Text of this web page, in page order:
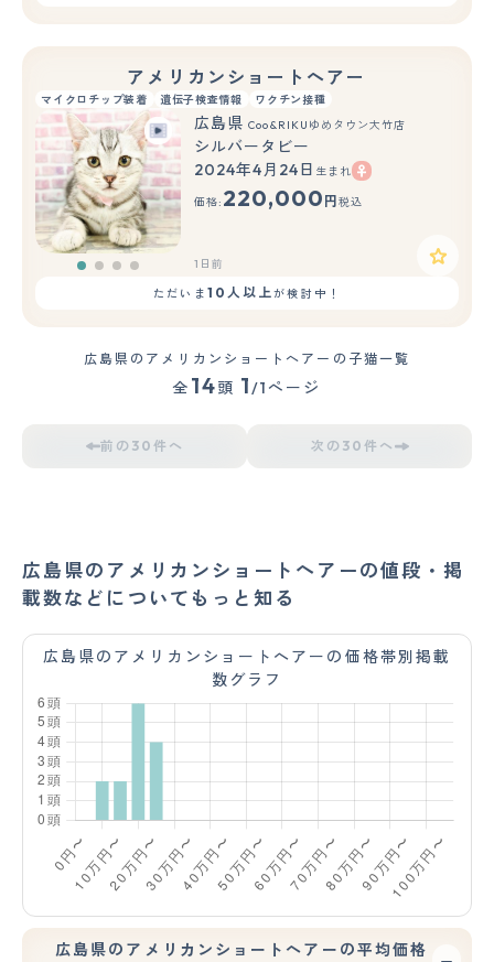
アメリカンショートヘアー
マイクロチップ装着 遺伝子検査情報 ワクチン接種
広島県 Coo&RIKUゆめタウン大竹店
シルバータビー
2024年4月24日 生まれ
価格: 220,000 円 税込
1日前
ただいま 10人以上が検討中！
広島県のアメリカンショートヘアーの子猫一覧
全 14頭 1/1ページ
前の30件へ 次の30件へ
広島県のアメリカンショートヘアーの値段・掲
載数などについてもっと知る
広島県のアメリカンショートヘアーの価格帯別掲載
数グラフ
広島県のアメリカンショートヘアーの平均価格